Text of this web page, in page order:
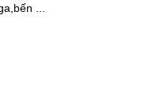
...